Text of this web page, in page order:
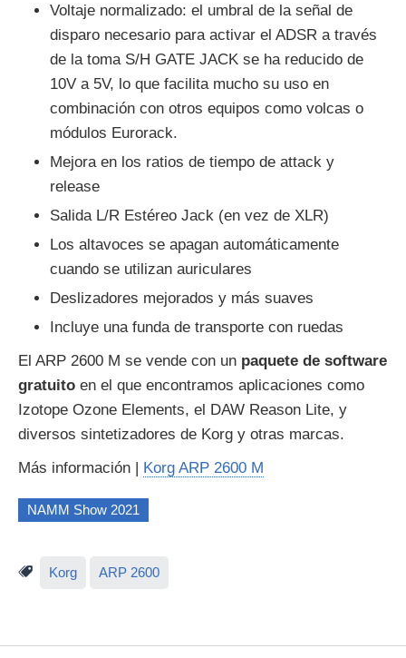
Voltaje normalizado: el umbral de la señal de
disparo necesario para activar el ADSR a través
de la toma S/H GATE JACK se ha reducido de
10V a 5V, lo que facilita mucho su uso en
combinación con otros equipos como volcas o
módulos Eurorack.
Mejora en los ratios de tiempo de attack y
release
Salida L/R Estéreo Jack (en vez de XLR)
Los altavoces se apagan automáticamente
cuando se utilizan auriculares
Deslizadores mejorados y más suaves
Incluye una funda de transporte con ruedas
El ARP 2600 M se vende con un paquete de software
gratuito en el que encontramos aplicaciones como
Izotope Ozone Elements, el DAW Reason Lite, y
diversos sintetizadores de Korg y otras marcas.
Más información | Korg ARP 2600 M
NAMM Show 2021
Korg ARP 2600